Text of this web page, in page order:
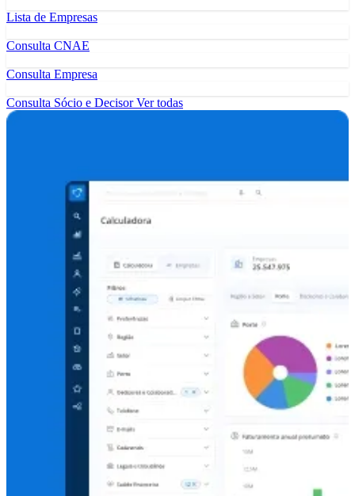
Lista de Empresas
Consulta CNAE
Consulta Empresa
Consulta Sócio e DecisorVer todas